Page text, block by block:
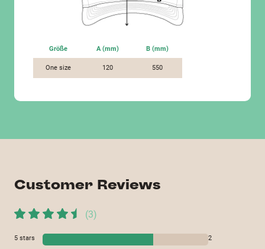
Größe A (mm) B (mm)
One size 120 550
Customer Reviews
(3)
5 stars 2